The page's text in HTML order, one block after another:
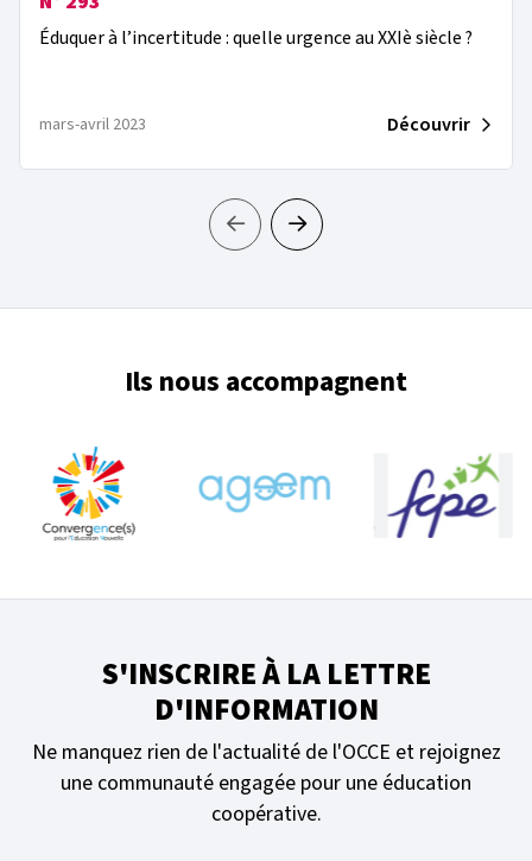
Éduquer à l’incertitude : quelle urgence au XXIè siècle ?
mars-avril 2023 Découvrir
Ils nous accompagnent
S'INSCRIRE À LA LETTRE
D'INFORMATION
Ne manquez rien de l'actualité de l'OCCE et rejoignez
une communauté engagée pour une éducation
coopérative.